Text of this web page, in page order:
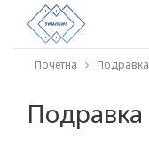
Почетна Подравка
Подравка